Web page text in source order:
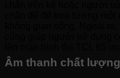
Âm thanh chất lượng